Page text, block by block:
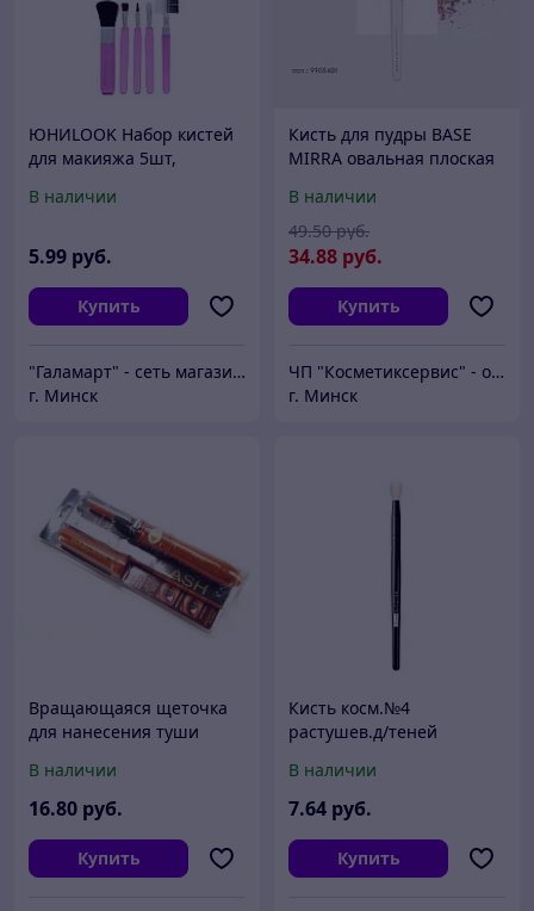
ЮНИLOOK Набор кистей
для макияжа 5шт,
синтетич.нейлон, 11см
В наличии
5.99 руб.
Купить
"Галамарт" - сеть магазинов постоянных распродаж
г. Минск
Кисть для пудры BASE
MIRRA овальная плоская
В наличии
34.88 руб.
49.50 руб.
Купить
ЧП "Косметиксервис" - официальный дистрибьютор косметики MIRRA в Беларуси
г. Минск
Вращающаяся щеточка
для нанесения туши
В наличии
16.80 руб.
Купить
Кисть косм.№4
растушев.д/теней
Brush,арт.РБ1561-17,
В наличии
7.64 руб.
Купить